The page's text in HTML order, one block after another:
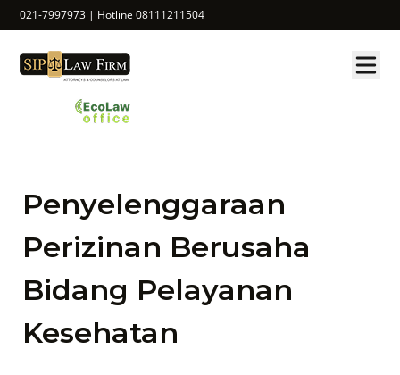
021-7997973 | Hotline 08111211504
Penyelenggaraan
Perizinan Berusaha
Bidang Pelayanan
Kesehatan